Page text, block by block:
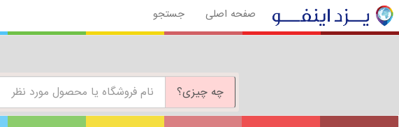
صفحه اصلی جستجو
چه چیزی؟